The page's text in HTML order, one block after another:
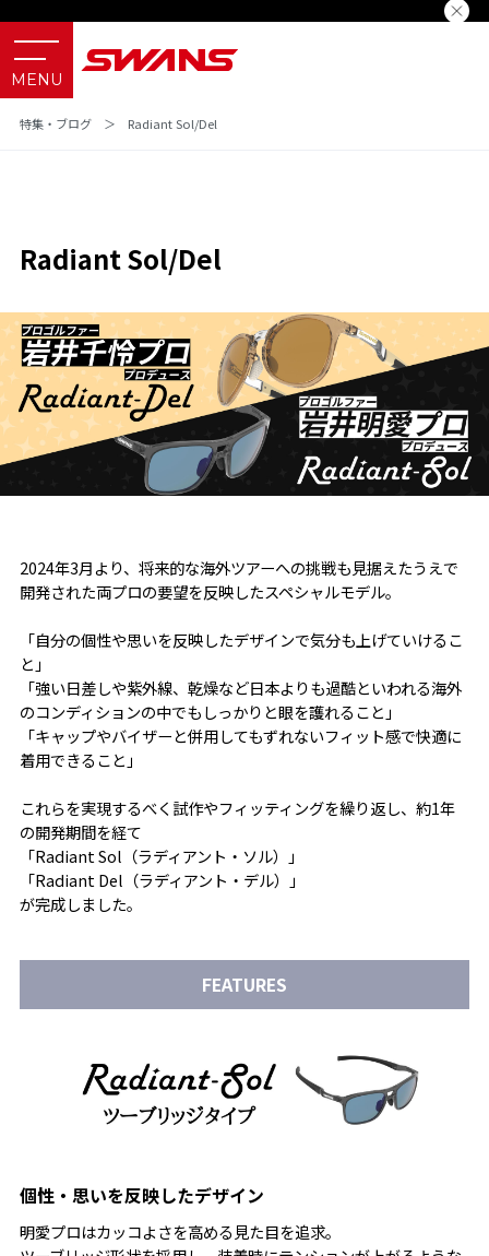
特集・ブログ ＞ Radiant Sol/Del
Radiant Sol/Del
2024年3月より、将来的な海外ツアーへの挑戦も見据えたうえで
開発された両プロの要望を反映したスペシャルモデル。
「自分の個性や思いを反映したデザインで気分も上げていけるこ
と」
「強い日差しや紫外線、乾燥など日本よりも過酷といわれる海外
のコンディションの中でもしっかりと眼を護れること」
「キャップやバイザーと併用してもずれないフィット感で快適に
着用できること」
これらを実現するべく試作やフィッティングを繰り返し、約1年
の開発期間を経て
「Radiant Sol（ラディアント・ソル）」
「Radiant Del（ラディアント・デル）」
が完成しました。
FEATURES
個性・思いを反映したデザイン
明愛プロはカッコよさを高める見た目を追求。